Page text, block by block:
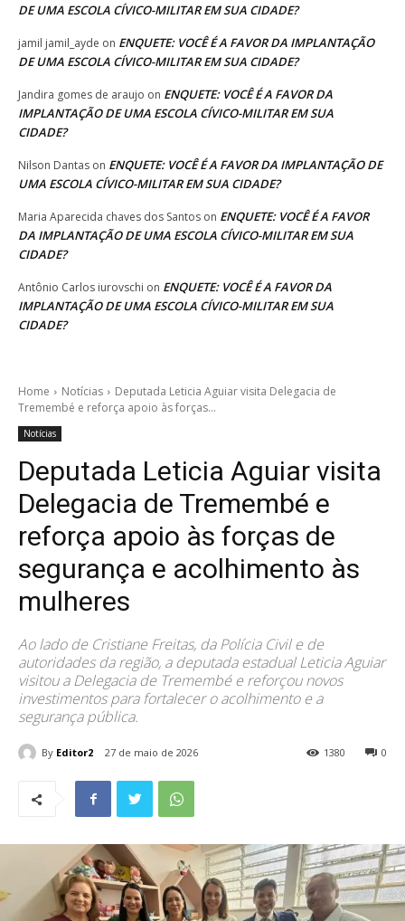
DE UMA ESCOLA CÍVICO-MILITAR EM SUA CIDADE?
jamil jamil_ayde on ENQUETE: VOCÊ É A FAVOR DA IMPLANTAÇÃO
DE UMA ESCOLA CÍVICO-MILITAR EM SUA CIDADE?
Jandira gomes de araujo on ENQUETE: VOCÊ É A FAVOR DA
IMPLANTAÇÃO DE UMA ESCOLA CÍVICO-MILITAR EM SUA
CIDADE?
Nilson Dantas on ENQUETE: VOCÊ É A FAVOR DA IMPLANTAÇÃO DE
UMA ESCOLA CÍVICO-MILITAR EM SUA CIDADE?
Maria Aparecida chaves dos Santos on ENQUETE: VOCÊ É A FAVOR
DA IMPLANTAÇÃO DE UMA ESCOLA CÍVICO-MILITAR EM SUA
CIDADE?
Antônio Carlos iurovschi on ENQUETE: VOCÊ É A FAVOR DA
IMPLANTAÇÃO DE UMA ESCOLA CÍVICO-MILITAR EM SUA
CIDADE?